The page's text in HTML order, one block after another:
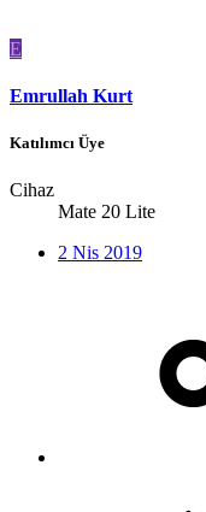
E
Emrullah Kurt
Katılımcı Üye
Cihaz
Mate 20 Lite
2 Nis 2019